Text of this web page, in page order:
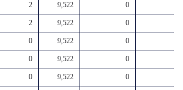
2 9,522 0
2 9,522 0
0 9,522 0
0 9,522 0
0 9,522 0